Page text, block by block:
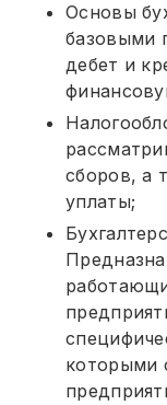
Основы
базовыми
дебет и
сборов, а
уплаты;
которыми